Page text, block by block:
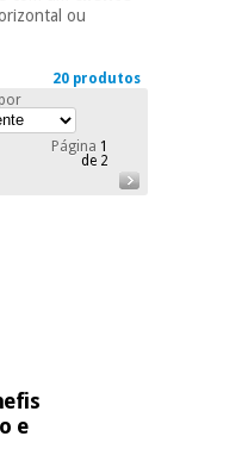
ou
20 produtos
Página 1
de 2
e